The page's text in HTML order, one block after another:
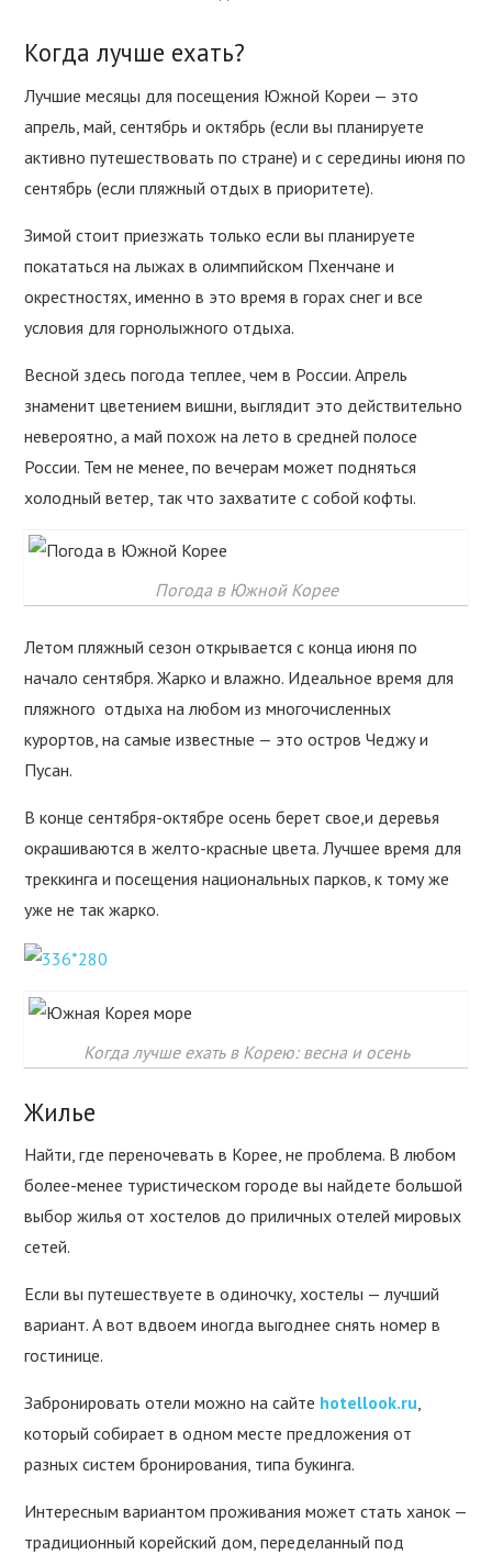
Когда лучше ехать?
Лучшие месяцы для посещения Южной Кореи — это
апрель, май, сентябрь и октябрь (если вы планируете
активно путешествовать по стране) и с середины июня по
сентябрь (если пляжный отдых в приоритете).
Зимой стоит приезжать только если вы планируете
покататься на лыжах в олимпийском Пхенчане и
окрестностях, именно в это время в горах снег и все
условия для горнолыжного отдыха.
Весной здесь погода теплее, чем в России. Апрель
знаменит цветением вишни, выглядит это действительно
невероятно, а май похож на лето в средней полосе
России. Тем не менее, по вечерам может подняться
холодный ветер, так что захватите с собой кофты.
Погода в Южной Корее
Летом пляжный сезон открывается с конца июня по
начало сентября. Жарко и влажно. Идеальное время для
пляжного отдыха на любом из многочисленных
курортов, на самые известные — это остров Чеджу и
Пусан.
В конце сентября-октябре осень берет свое,и деревья
окрашиваются в желто-красные цвета. Лучшее время для
треккинга и посещения национальных парков, к тому же
уже не так жарко.
Когда лучше ехать в Корею: весна и осень
Жилье
Найти, где переночевать в Корее, не проблема. В любом
более-менее туристическом городе вы найдете большой
выбор жилья от хостелов до приличных отелей мировых
сетей.
Если вы путешествуете в одиночку, хостелы — лучший
вариант. А вот вдвоем иногда выгоднее снять номер в
гостинице.
Забронировать отели можно на сайте hotellook.ru,
который собирает в одном месте предложения от
разных систем бронирования, типа букинга.
Интересным вариантом проживания может стать ханок —
традиционный корейский дом, переделанный под